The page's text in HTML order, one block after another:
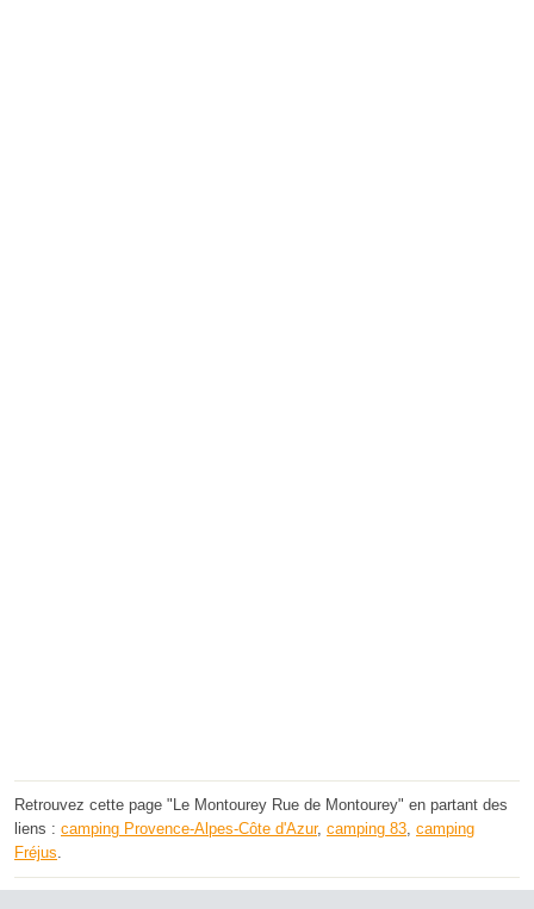
Retrouvez cette page "Le Montourey Rue de Montourey" en partant des
liens : camping Provence-Alpes-Côte d'Azur, camping 83, camping
Fréjus.